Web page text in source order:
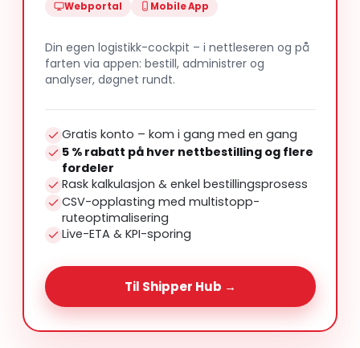
Webportal Mobile App
Din egen logistikk-cockpit – i nettleseren og på
farten via appen: bestill, administrer og
analyser, døgnet rundt.
Gratis konto – kom i gang med en gang
5 % rabatt på hver nettbestilling og flere
fordeler
Rask kalkulasjon & enkel bestillingsprosess
CSV-opplasting med multistopp-
ruteoptimalisering
Live-ETA & KPI-sporing
Til Shipper Hub →